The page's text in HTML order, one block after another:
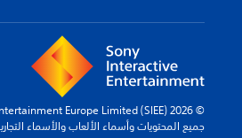
© 2026 Sony Interactive Entertainment Europe Limited (SIEE)
جميع المحتويات وأسماء الألعاب والأسماء